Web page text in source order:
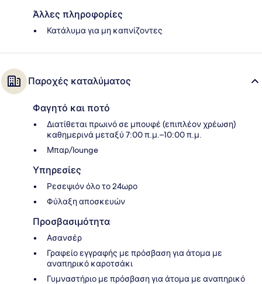
Άλλες πληροφορίες
Κατάλυμα για μη καπνίζοντες
Παροχές καταλύματος
Φαγητό και ποτό
Διατίθεται πρωινό σε μπουφέ (επιπλέον χρέωση)
καθημερινά μεταξύ 7:00 π.μ.–10:00 π.μ.
Μπαρ/lounge
Υπηρεσίες
Ρεσεψιόν όλο το 24ωρο
Φύλαξη αποσκευών
Προσβασιμότητα
Ασανσέρ
Γραφείο εγγραφής με πρόσβαση για άτομα με
αναπηρικό καροτσάκι
Γυμναστήριο με πρόσβαση για άτομα με αναπηρικό